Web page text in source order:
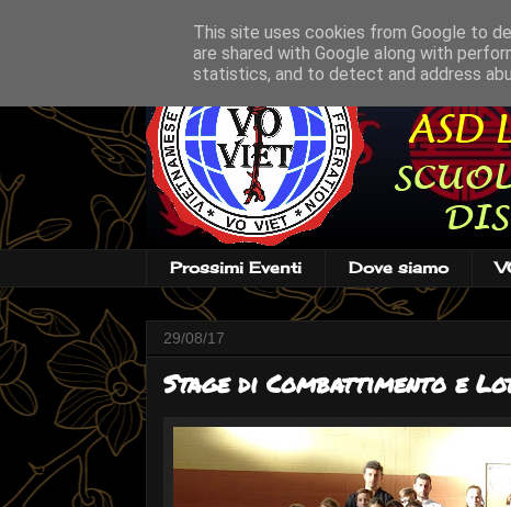
Prossimi Eventi Dove siamo
29/08/17
Stage di Combattimento e
This site uses cookies from Google to
are shared with Google along with
statistics, and to detect and address